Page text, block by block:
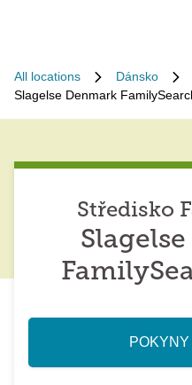
All locations Dánsko
Slagelse Denmark
Středisko